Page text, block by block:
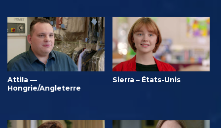
Attila —
Hongrie/Angleterre
Sierra – États-Unis